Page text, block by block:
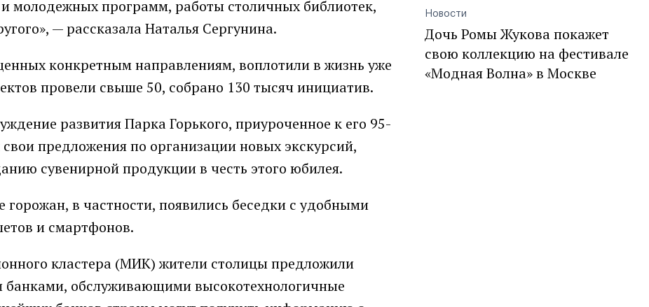
молодежных программ, работы столичных библиотек,
— рассказала Наталья Сергунина.
конкретным направлениям, воплотили в жизнь уже
провели свыше 50, собрано 130 тысяч инициатив.
развития Парка Горького, приуроченное к его 95-
предложения по организации новых экскурсий,
сувенирной продукции в честь этого юбилея.
в частности, появились беседки с удобными
и смартфонов.
кластера (МИК) жители столицы предложили
банками, обслуживающими высокотехнологичные
Новости
Дочь Ромы Жукова покажет
свою коллекцию на фестивале
«Модная Волна» в Москве